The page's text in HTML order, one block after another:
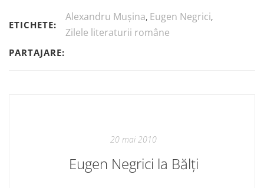
ETICHETE:
Alexandru Mușina, Eugen Negrici,
Zilele literaturii române
PARTAJARE:
20 mai 2010
Eugen Negrici la Bălți